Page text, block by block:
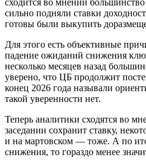
сильно подняли ставки
готовы были выкупить
Для этого есть объективные
падение ожиданий снижения
несколько месяцев назад
уверено, что ЦБ продолжит
конец 2026 года называли
такой уверенности нет.
Теперь аналитики сходятся во
заседании сохранит ставку,
и на мартовском — тоже. А по
снижения, то гораздо менее